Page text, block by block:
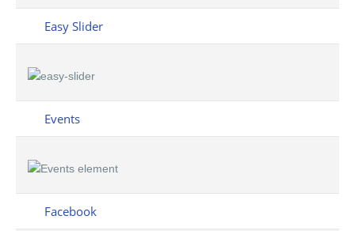
Easy Slider
Events
Facebook